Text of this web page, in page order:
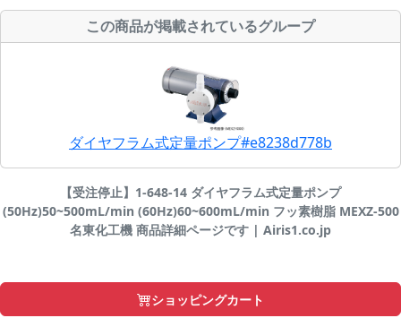
この商品が掲載されているグループ
ダイヤフラム式定量ポンプ#e8238d778b
【受注停止】1-648-14 ダイヤフラム式定量ポンプ
(50Hz)50~500mL/min (60Hz)60~600mL/min フッ素樹脂 MEXZ-500
名東化工機 商品詳細ページです | Airis1.co.jp
ショッピングカート